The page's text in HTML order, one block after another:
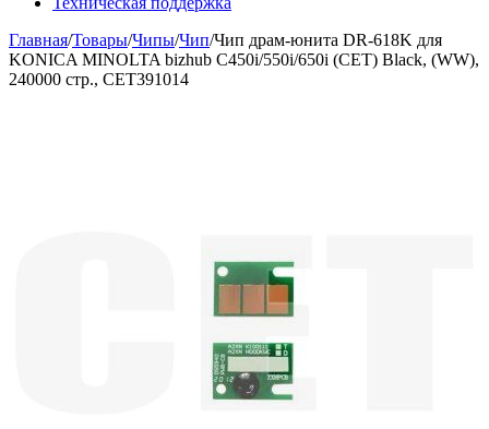
Главная/Товары/Чипы/Чип/Чип драм-юнита DR-618K для
KONICA MINOLTA bizhub C450i/550i/650i (CET) Black, (WW),
240000 стр., CET391014